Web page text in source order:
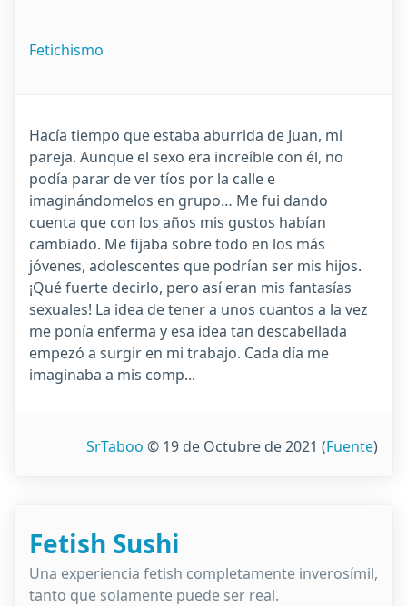
Fetichismo
Hacía tiempo que estaba aburrida de Juan, mi
pareja. Aunque el sexo era increíble con él, no
podía parar de ver tíos por la calle e
imaginándomelos en grupo… Me fui dando
cuenta que con los años mis gustos habían
cambiado. Me fijaba sobre todo en los más
jóvenes, adolescentes que podrían ser mis hijos.
¡Qué fuerte decirlo, pero así eran mis fantasías
sexuales! La idea de tener a unos cuantos a la vez
me ponía enferma y esa idea tan descabellada
empezó a surgir en mi trabajo. Cada día me
imaginaba a mis comp...
SrTaboo © 19 de Octubre de 2021 (Fuente)
Fetish Sushi
Una experiencia fetish completamente inverosímil,
tanto que solamente puede ser real.